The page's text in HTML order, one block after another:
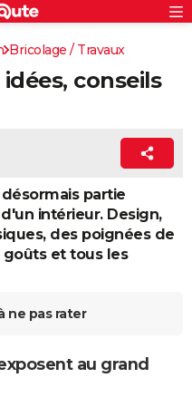
Rechercher
Bricolage / Travaux
conseils
partie
intérieur. Design,
des poignées de
et tous les
ne pas rater
au grand